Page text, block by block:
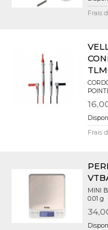
Frais
Frais
MINI
0.01 g